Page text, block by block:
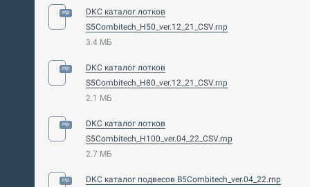
DKC каталог лотков
S5Combitech_H50_ver.12_21_CSV.rnp
3.4 МБ
DKC каталог лотков
S5Combitech_H80_ver.12_21_CSV.rnp
2.1 МБ
DKC каталог лотков
S5Combitech_H100_ver.04_22_CSV.rnp
2.7 МБ
DKC каталог подвесов B5Combitech_ver.04_22.rnp